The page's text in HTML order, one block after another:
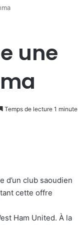
une
Temps de lecture 1 minute
d’un club saoudien
cette offre
Ham United. À la